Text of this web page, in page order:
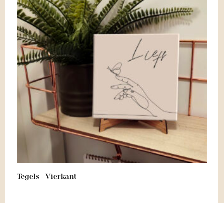
Tegels - Vierkant